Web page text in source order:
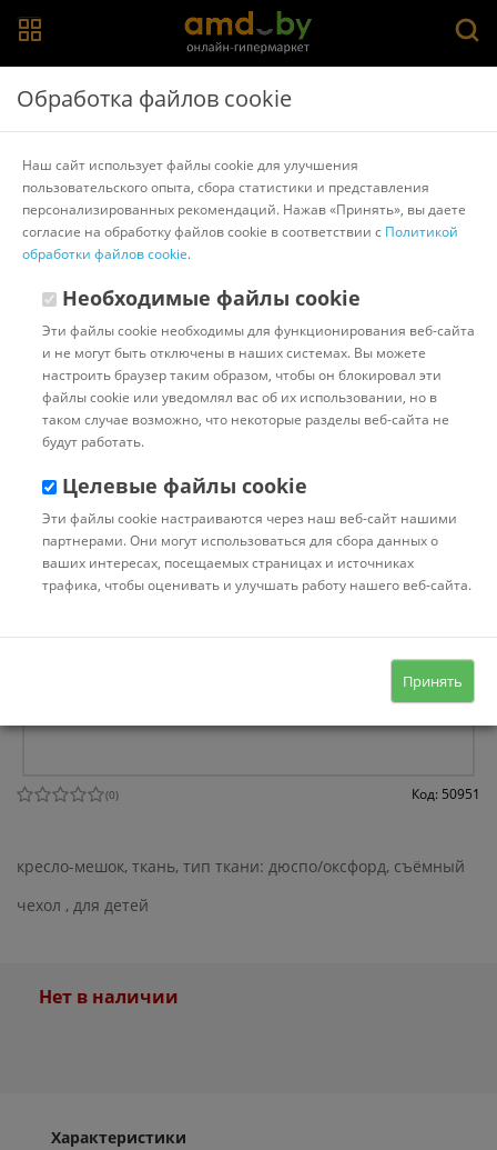
Главная > Каталог товаров Бескаркасная мебель
(розовый/темно-синий)
Другие товары Flagman
(0) Код: 50951
кресло-мешок, ткань, тип ткани: дюспо/оксфорд, съёмный
чехол , для детей
Нет в наличии
Характеристики
Обработка файлов cookie
Наш сайт использует файлы cookie для улучшения
пользовательского опыта, сбора статистики и представления
персонализированных рекомендаций. Нажав «Принять», вы даете
согласие на обработку файлов cookie в соответствии с Политикой
обработки файлов cookie.
Необходимые файлы cookie
Эти файлы cookie необходимы для функционирования веб-сайта
и не могут быть отключены в наших системах. Вы можете
настроить браузер таким образом, чтобы он блокировал эти
файлы cookie или уведомлял вас об их использовании, но в
таком случае возможно, что некоторые разделы веб-сайта не
будут работать.
Целевые файлы cookie
Эти файлы cookie настраиваются через наш веб-сайт нашими
партнерами. Они могут использоваться для сбора данных о
ваших интересах, посещаемых страницах и источниках
трафика, чтобы оценивать и улучшать работу нашего веб-сайта.
Принять